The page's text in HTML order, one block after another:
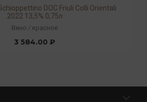
DOC Friuli Colli Orientali
2022 13,5% 0,75л
Вино / красное
3 584.00 ₽